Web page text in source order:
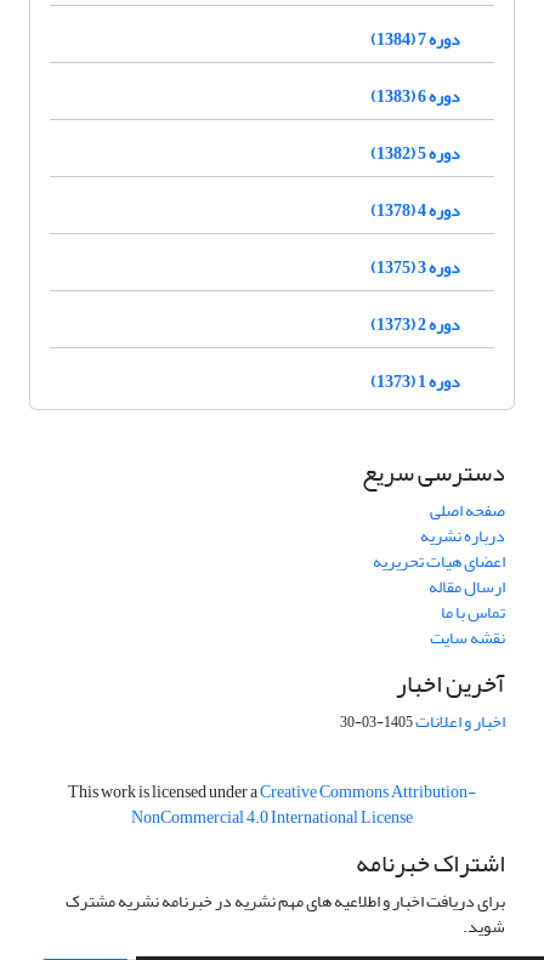
دوره 7 (1384)
دوره 6 (1383)
دوره 5 (1382)
دوره 4 (1378)
دوره 3 (1375)
دوره 2 (1373)
دوره 1 (1373)
دسترسی سریع
صفحه اصلی
درباره نشریه
اعضای هیات تحریریه
ارسال مقاله
تماس با ما
نقشه سایت
آخرین اخبار
اخبار و اعلانات1405-03-30
This work is licensed under aCreative Commons Attribution-
NonCommercial 4.0 International License
اشتراک خبرنامه
برای دریافت اخبار و اطلاعیه های مهم نشریه در خبرنامه نشریه مشترک
شوید.